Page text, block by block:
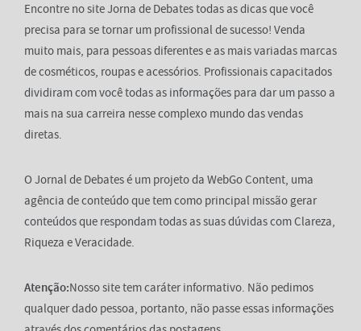
Encontre no site Jorna de Debates todas as dicas que você
precisa para se tornar um profissional de sucesso! Venda
muito mais, para pessoas diferentes e as mais variadas marcas
de cosméticos, roupas e acessórios. Profissionais capacitados
dividiram com você todas as informações para dar um passo a
mais na sua carreira nesse complexo mundo das vendas
diretas.
O Jornal de Debates é um projeto da WebGo Content, uma
agência de conteúdo que tem como principal missão gerar
conteúdos que respondam todas as suas dúvidas com Clareza,
Riqueza e Veracidade.
Atenção:Nosso site tem caráter informativo. Não pedimos
qualquer dado pessoa, portanto, não passe essas informações